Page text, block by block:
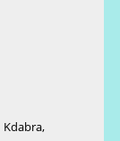
Kdabra,